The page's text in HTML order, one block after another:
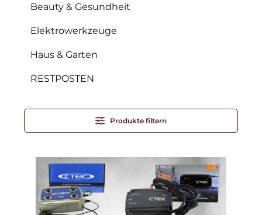
Beauty & Gesundheit
Elektrowerkzeuge
Haus & Garten
RESTPOSTEN
Produkte filtern